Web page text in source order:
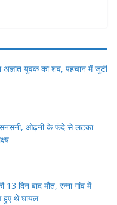
अज्ञात युवक का शव, पहचान में जुटी
सनसनी, ओढ़नी के फंदे से लटका
दिन बाद मौत, रन्ना गांव में
हुए थे घायल